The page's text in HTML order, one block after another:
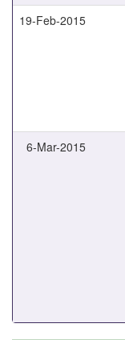
19-Feb-2015
6-Mar-2015